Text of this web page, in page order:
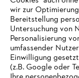
wir zur
Bereitstellung
Untersuchung von
Personalisierung
umfassender
Einwilligung
(z.B. Google oder